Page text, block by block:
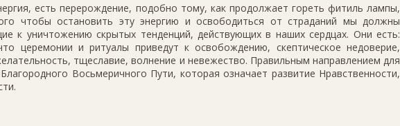
есть перерождение, подобно тому, как продолжает гореть фитиль лампы,
чтобы остановить эту энергию и освободиться от страданий мы должны
к уничтожению скрытых тенденций, действующих в наших сердцах. Они есть:
церемонии и ритуалы приведут к освобождению, скептическое недоверие,
тщеславие, волнение и невежество. Правильным направлением для
Восьмеричного Пути, которая означает развитие Нравственности,